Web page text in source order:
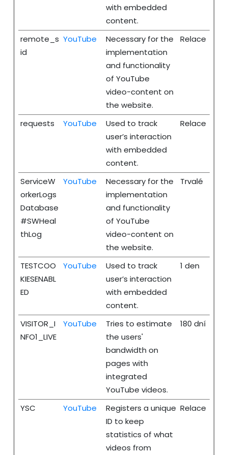
with embedded
content.
remote_s
id
YouTube
Necessary for the
implementation
and functionality
of YouTube
video-content on
the website.
Relace
requests YouTube
Used to track
user’s interaction
with embedded
content.
Relace
ServiceW
orkerLogs
Database
#SWHeal
thLog
YouTube
Necessary for the
implementation
and functionality
of YouTube
video-content on
the website.
Trvalé
TESTCOO
KIESENABL
ED
YouTube
Used to track
user’s interaction
with embedded
content.
1 den
VISITOR_I
NFO1_LIVE
YouTube
Tries to estimate
the users'
bandwidth on
pages with
integrated
YouTube videos.
180 dní
YSC YouTube
Registers a unique
ID to keep
statistics of what
videos from
Relace